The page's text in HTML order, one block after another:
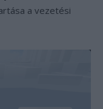
a vezetési